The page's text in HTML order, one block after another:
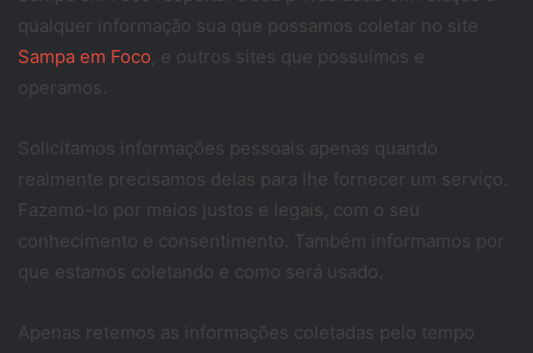
qualquer informação sua que possamos coletar no site
Sampa em Foco , e outros sites que possuímos e
operamos.
Solicitamos informações pessoais apenas quando
realmente precisamos delas para lhe fornecer um serviço.
Fazemo-lo por meios justos e legais, com o seu
conhecimento e consentimento. Também informamos por
que estamos coletando e como será usado.
Apenas retemos as informações coletadas pelo tempo